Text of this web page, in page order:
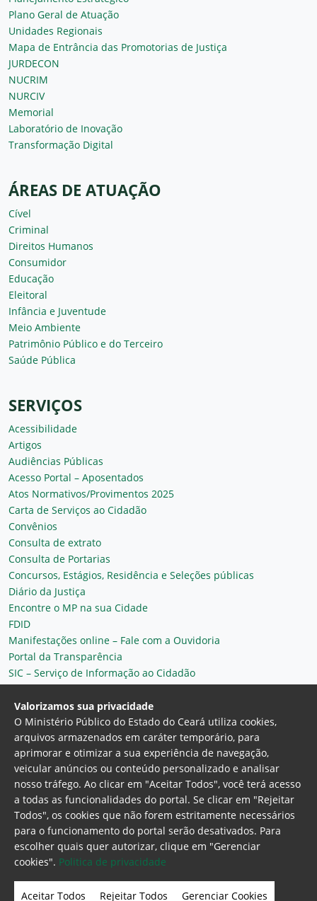
Plano Geral de Atuação
Unidades Regionais
Mapa de Entrância das Promotorias de Justiça
JURDECON
NUCRIM
NURCIV
Memorial
Laboratório de Inovação
Transformação Digital
ÁREAS DE ATUAÇÃO
Cível
Criminal
Direitos Humanos
Consumidor
Educação
Eleitoral
Infância e Juventude
Meio Ambiente
Patrimônio Público e do Terceiro
Saúde Pública
SERVIÇOS
Acessibilidade
Artigos
Audiências Públicas
Acesso Portal – Aposentados
Atos Normativos/Provimentos 2025
Carta de Serviços ao Cidadão
Convênios
Consulta de extrato
Consulta de Portarias
Concursos, Estágios, Residência e Seleções públicas
Diário da Justiça
Encontre o MP na sua Cidade
FDID
Manifestações online – Fale com a Ouvidoria
Portal da Transparência
SIC – Serviço de Informação ao Cidadão
Plantão MP do Ceará
Secretaria Geral
Ministério Público do Estado do Ceará
Procuradoria Geral de Justiça Av. Gen. Afonso
Albuquerque Lima, 130 - Cambeba - CEP:
60.822-325 - Fortaleza, Ceará. Brasil
Valorizamos sua privacidade
O Ministério Público do Estado do Ceará utiliza cookies,
arquivos armazenados em caráter temporário, para
aprimorar e otimizar a sua experiência de navegação,
veicular anúncios ou conteúdo personalizado e analisar
nosso tráfego. Ao clicar em "Aceitar Todos", você terá acesso
a todas as funcionalidades do portal. Se clicar em "Rejeitar
Todos", os cookies que não forem estritamente necessários
para o funcionamento do portal serão desativados. Para
escolher quais quer autorizar, clique em "Gerenciar
cookies". Politica de privacidade
Aceitar Todos Rejeitar Todos Gerenciar Cookies